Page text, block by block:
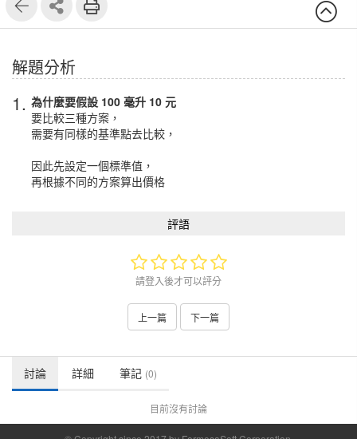
解題分析
1. 為什麼要假設 100 毫升 10 元
要比較三種方案，
需要有同樣的基準點去比較，
因此先設定一個標準值，
再根據不同的方案算出價格
評語
請登入後才可以評分
上一篇 下一篇
討論 詳細 筆記 (0)
目前沒有討論